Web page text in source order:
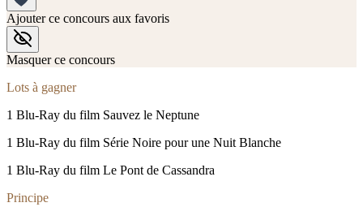
Ajouter ce concours aux favoris
Masquer ce concours
Lots à gagner
1 Blu-Ray du film Sauvez le Neptune
1 Blu-Ray du film Série Noire pour une Nuit Blanche
1 Blu-Ray du film Le Pont de Cassandra
Principe